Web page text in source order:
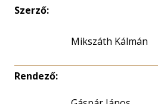
Szerző:
Mikszáth Kálmán
Rendező: